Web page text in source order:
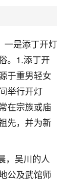
一是添丁开灯
。1.添丁开
于重男轻女
举行开灯
在宗族或庙
先，并为新
，吴川的人
公及武馆师
进的，选
，前几天又
好一点！
18
她就要死要活
推荐的慧来老
，法事一个个
她能考多好的
体心理都健健